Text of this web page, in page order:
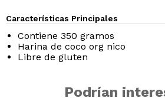
Características Principales
Contiene 350 gramos
Harina de coco org nico
Libre de gluten
Podrían